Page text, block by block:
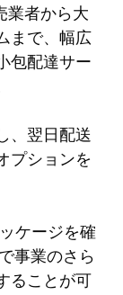
業者から大
まで、幅広
包配達サー
、翌日配送
プションを
ケージを確
事業のさら
ることが可